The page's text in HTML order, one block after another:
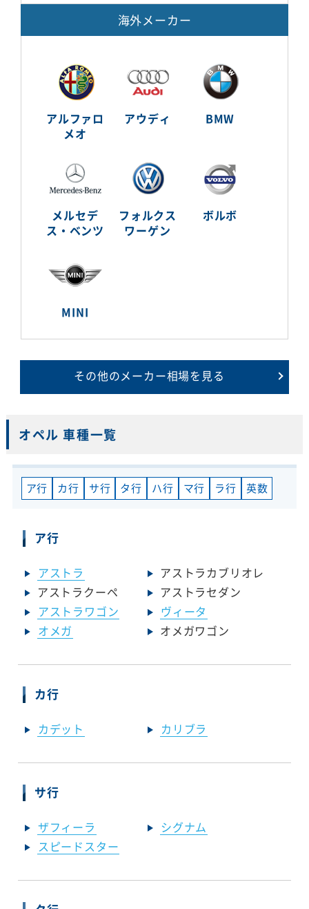
海外メーカー
アルファロ
メオ
アウディ BMW
メルセデ
ス・ベンツ
フォルクス
ワーゲン
ボルボ
MINI
その他のメーカー相場を見る
オペル 車種一覧
ア行 カ行 サ行 タ行 ハ行 マ行 ラ行 英数
ア行
アストラ
アストラカブリオレ
アストラクーペ
アストラセダン
アストラワゴン
ヴィータ
オメガ
オメガワゴン
カ行
カデット カリブラ
サ行
ザフィーラ
シグナム
スピードスター